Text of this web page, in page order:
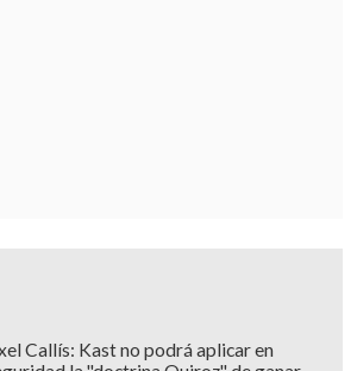
Callís: Kast no podrá aplicar en